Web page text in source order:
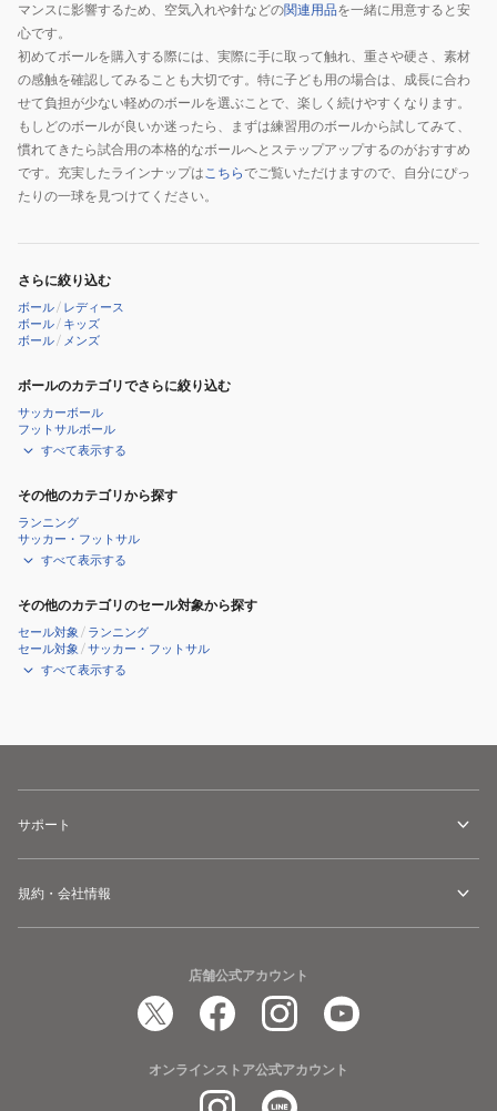
マンスに影響するため、空気入れや針などの関連用品を一緒に用意すると安
心です。
初めてボールを購入する際には、実際に手に取って触れ、重さや硬さ、素材
の感触を確認してみることも大切です。特に子ども用の場合は、成長に合わ
せて負担が少ない軽めのボールを選ぶことで、楽しく続けやすくなります。
もしどのボールが良いか迷ったら、まずは練習用のボールから試してみて、
慣れてきたら試合用の本格的なボールへとステップアップするのがおすすめ
です。充実したラインナップはこちらでご覧いただけますので、自分にぴっ
たりの一球を見つけてください。
さらに絞り込む
ボール/ レディース
ボール/ キッズ
ボール/ メンズ
ボールのカテゴリでさらに絞り込む
サッカーボール
フットサルボール
すべて表示する
その他のカテゴリから探す
ランニング
サッカー・フットサル
すべて表示する
その他のカテゴリのセール対象から探す
セール対象 / ランニング
セール対象 /サッカー・フットサル
すべて表示する
サポート
規約・会社情報
店舗公式アカウント
オンラインストア公式アカウント